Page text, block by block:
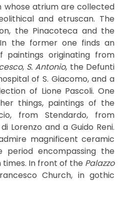
whose atrium are collected
and etruscan. The
the Pinacoteca and the
the former one finds an
originating from
, S. Antonio, the Defunti
of S. Giacomo, and a
of Lione Pascoli. One
things, paintings of the
from Stendardo, from
Lorenzo and a Guido Reni.
magnificent ceramic
encompassing the
In front of the Palazzo
Church, in gothic